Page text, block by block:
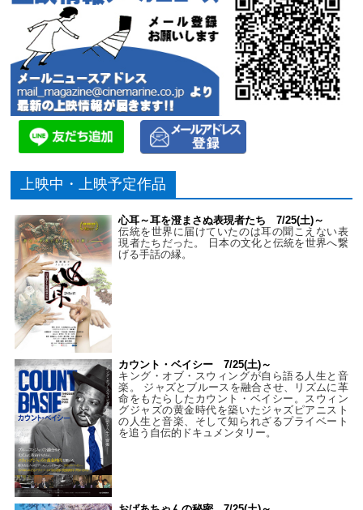
上映中・上映予定作品
心耳～耳を澄まさぬ表現者たち 7/25(土)～
伝統を世界に届けていたのは耳の聞こえない表
現者たちだった。 日本の文化と伝統を世界へ繋
げる手話の縁。
カウント・ベイシー 7/25(土)～
キング・オブ・スウィングが自ら語る人生と音
楽。 ジャズとブルースを融合させ、リズムに革
命をもたらしたカウント・ベイシー。スウィン
グジャズの黄金時代を築いたジャズピアニスト
の人生と音楽、そして知られざるプライベート
を追う自伝的ドキュメンタリー。